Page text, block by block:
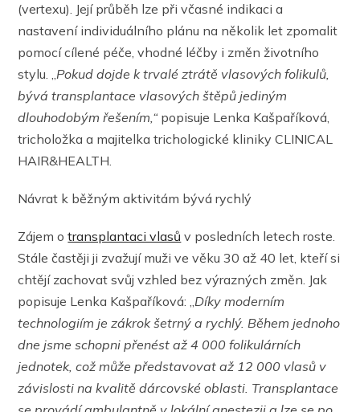
(vertexu). Její průběh lze při včasné indikaci a
nastavení individuálního plánu na několik let zpomalit
pomocí cílené péče, vhodné léčby i změn životního
stylu. „Pokud dojde k trvalé ztrátě vlasových folikulů,
bývá transplantace vlasových štěpůjediným
dlouhodobým řešením,“ popisuje Lenka Kašpaříková,
tricholožka a majitelka trichologické kliniky CLINICAL
HAIR&HEALTH.
Návrat k běžným aktivitám bývá rychlý
Zájem otransplantaci vlasů v posledních letech roste.
Stále častěji ji zvažují muži ve věku 30 až 40 let, kteří si
chtějí zachovat svůj vzhled bez výrazných změn. Jak
popisuje Lenka Kašpaříková: „Díky moderním
technologiím je zákrok šetrný a rychlý. Během jednoho
dne jsme schopni přenést až 4 000 folikulárních
jednotek, což může představovat až 12 000 vlasů v
závislosti na kvalitě dárcovské oblasti. Transplantace